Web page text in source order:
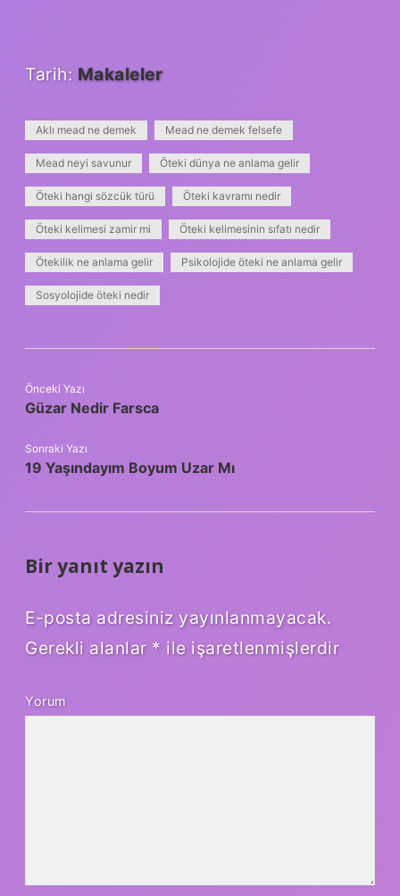
Tarih: Makaleler
Aklı mead ne demek Mead ne demek felsefe
Mead neyi savunur Öteki dünya ne anlama gelir
Öteki hangi sözcük türü Öteki kavramı nedir
Öteki kelimesi zamir mi Öteki kelimesinin sıfatı nedir
Ötekilik ne anlama gelir Psikolojide öteki ne anlama gelir
Sosyolojide öteki nedir
Önceki Yazı
Güzar Nedir Farsca
Sonraki Yazı
19 Yaşındayım Boyum Uzar Mı
Bir yanıt yazın
E-posta adresiniz yayınlanmayacak.
Gerekli alanlar * ile işaretlenmişlerdir
Yorum